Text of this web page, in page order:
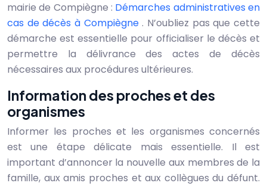
mairie de Compiègne : Démarches administratives en
cas de décès à Compiègne . N’oubliez pas que cette
démarche est essentielle pour officialiser le décès et
permettre la délivrance des actes de décès
nécessaires aux procédures ultérieures.
Information des proches et des
organismes
Informer les proches et les organismes concernés
est une étape délicate mais essentielle. Il est
important d’annoncer la nouvelle aux membres de la
famille, aux amis proches et aux collègues du défunt.